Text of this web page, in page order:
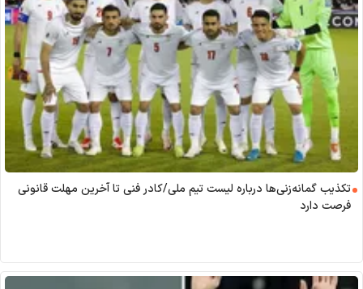
تکذیب گمانه‌زنی‌ها درباره لیست تیم ملی/کادر فنی تا آخرین مهلت قانونی
فرصت دارد